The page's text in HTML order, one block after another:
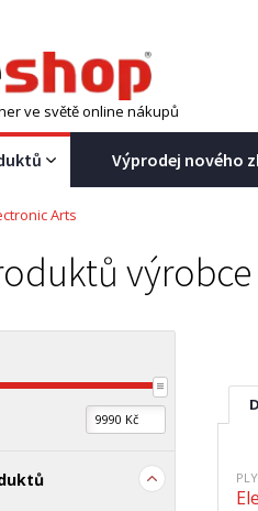
ve světě online nákupů
Výprodej nového
Arts